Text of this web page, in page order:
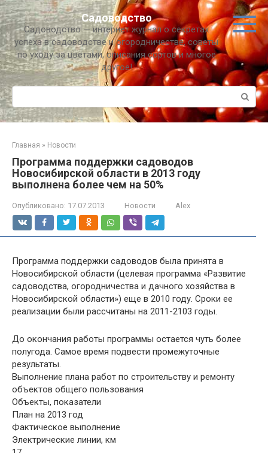
Перейти
к
контенту
Садоводство
Садоводство — интернет журнал о секретах
успеха в садоводстве и огородничестве, советы
по уходу за цветами, описания сортов и многое
другое!
Поиск:
Главная » Новости
Программа поддержки садоводов
Новосибирской области в 2013 году
выполнена более чем на 50%
Опубликовано: 17.07.2013 Новости Alex
Программа поддержки садоводов была принята в
Новосибирской области (целевая программа «Развитие
садоводства, огородничества и дачного хозяйства в
Новосибирской области») еще в 2010 году. Сроки ее
реализации были рассчитаны на 2011-2103 годы.
До окончания работы программы остается чуть более
полугода. Самое время подвести промежуточные
результаты.
Выполнение плана работ по строительству и ремонту
объектов общего пользования
Объекты, показатели
План на 2013 год
Фактическое выполнение
Электрические линии, км